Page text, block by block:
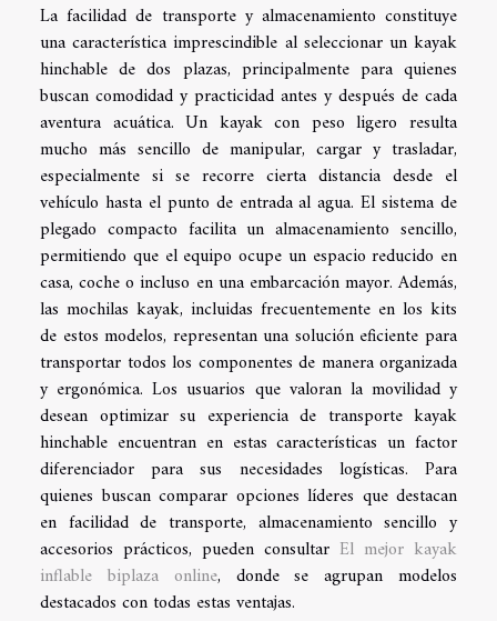
La facilidad de transporte y almacenamiento constituye
una característica imprescindible al seleccionar un kayak
hinchable de dos plazas, principalmente para quienes
buscan comodidad y practicidad antes y después de cada
aventura acuática. Un kayak con peso ligero resulta
mucho más sencillo de manipular, cargar y trasladar,
especialmente si se recorre cierta distancia desde el
vehículo hasta el punto de entrada al agua. El sistema de
plegado compacto facilita un almacenamiento sencillo,
permitiendo que el equipo ocupe un espacio reducido en
casa, coche o incluso en una embarcación mayor. Además,
las mochilas kayak, incluidas frecuentemente en los kits
de estos modelos, representan una solución eficiente para
transportar todos los componentes de manera organizada
y ergonómica. Los usuarios que valoran la movilidad y
desean optimizar su experiencia de transporte kayak
hinchable encuentran en estas características un factor
diferenciador para sus necesidades logísticas. Para
quienes buscan comparar opciones líderes que destacan
en facilidad de transporte, almacenamiento sencillo y
accesorios prácticos, pueden consultar El mejor kayak
inflable biplaza online, donde se agrupan modelos
destacados con todas estas ventajas.